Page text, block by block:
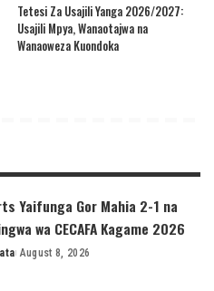
Tetesi Za Usajili Yanga 2026/2027:
Usajili Mpya, Wanaotajwa na
Wanaoweza Kuondoka
Yaifunga Gor Mahia 2-1 na
wa CECAFA Kagame 2026
August 8, 2026